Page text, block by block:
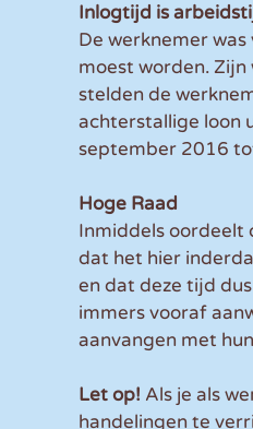
Inlogtijd is
De werknemer
moest worden.
stelden de
achterstallige loon
september 2016
Hoge Raad
Inmiddels oordeelt
dat het hier
en dat deze tijd
immers vooraf
aanvangen met
Let op! Als je als
handelingen te